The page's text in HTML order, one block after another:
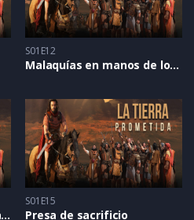
S01E12
Malaquías en manos de los cananeos
Un regreso no muy esperado
S01E15
Presa de sacrificio